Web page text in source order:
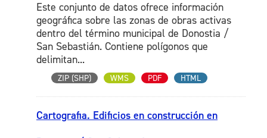
Este conjunto de datos ofrece información
geográfica sobre las zonas de obras activas
dentro del término municipal de Donostia /
San Sebastián. Contiene polígonos que
delimitan...
ZIP (SHP) WMS PDF HTML
Cartografia. Edificios en construcción en